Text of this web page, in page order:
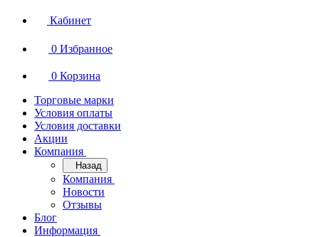
Кабинет
0 Избранное
0 Корзина
Торговые марки
Условия оплаты
Условия доставки
Акции
Компания
Назад
Компания
Новости
Отзывы
Блог
Информация